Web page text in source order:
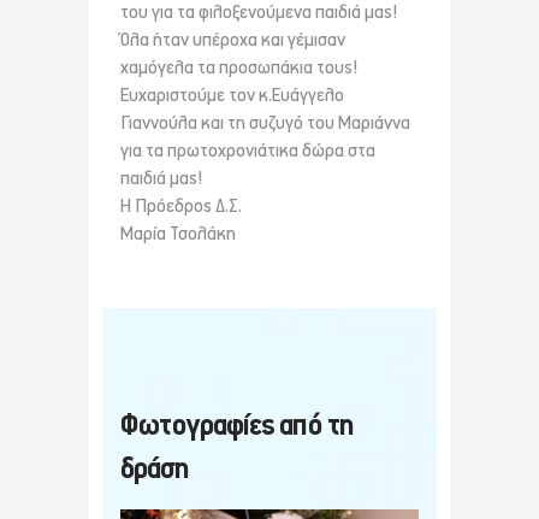
του για τα φιλοξενούμενα παιδιά μας!
Όλα ήταν υπέροχα και γέμισαν
χαμόγελα τα προσωπάκια τους!
Ευχαριστούμε τον κ.Ευάγγελο
Γιαννούλα και τη συζυγό του Μαριάννα
για τα πρωτοχρονιάτικα δώρα στα
παιδιά μας!
Η Πρόεδρος Δ.Σ.
Μαρία Τσολάκη
Φωτογραφίες από τη
δράση